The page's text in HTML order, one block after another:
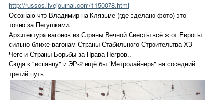
http://russos.livejournal.com/1150078.html
Осознаю что Владимир-на-Клязьме (где сделано фото) это -
точно за Петушками.
Архитектура вагонов из Страны Вечной Сиесты всё ж от Европы
сильно ближе вагонам Страны Стабильного Строительтва ХЗ
Чего и Страны Борьбы за Права Негров..
Сюда к "испанцу" и ЭР-2 ещё бы "Метролайнера" на соседний
третий путь